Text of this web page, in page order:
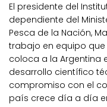
El presidente del
dependiente del
Pesca de la Nación,
trabajo en equipo que
coloca a la Argentina
desarrollo científico
compromiso con el
país crece día a día